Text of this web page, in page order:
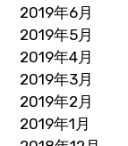
2019年6月
2019年5月
2019年4月
2019年3月
2019年2月
2019年1月